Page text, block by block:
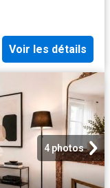
Voir les détails
4 photos